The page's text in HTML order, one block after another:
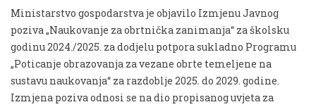
Ministarstvo gospodarstva je objavilo Izmjenu Javnog
poziva „Naukovanje za obrtnička zanimanja“ za školsku
godinu 2024./2025. za dodjelu potpora sukladno Programu
„Poticanje obrazovanja za vezane obrte temeljene na
sustavu naukovanja“ za razdoblje 2025. do 2029. godine.
Izmjena poziva odnosi se na dio propisanog uvjeta za